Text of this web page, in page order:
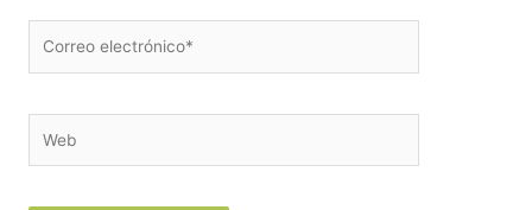
electrónico*